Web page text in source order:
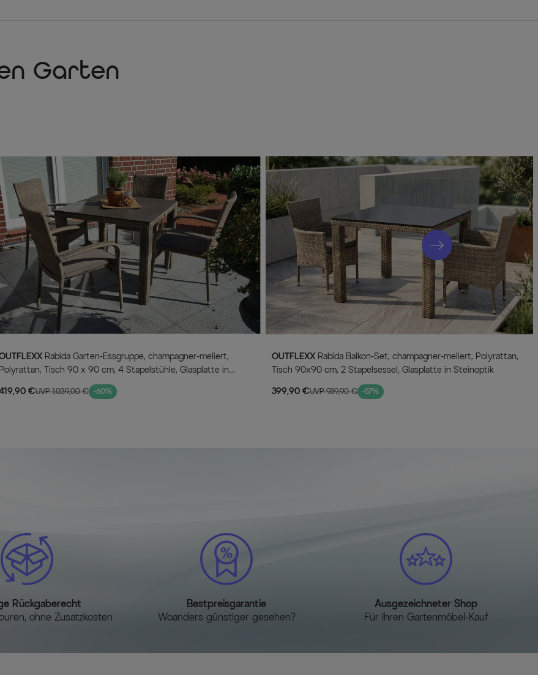
Garten
Polyrattan, Tisch 90 x 90 cm, 4 Stapelstühle, Glasplatte in
€UVP 1.039,00 € -60%
OUTFLEXXRabida Balkon-Set, champagner-meliert, Polyrattan,
Tisch 90x90 cm, 2 Stapelsessel, Glasplatte in Steinoptik
399,90 €UVP 939,90 € -57%
Rückgaberecht
ohne Zusatzkosten
Bestpreisgarantie
Woanders günstiger gesehen?
Ausgezeichneter Shop
Für Ihren Gartenmöbel-Kauf